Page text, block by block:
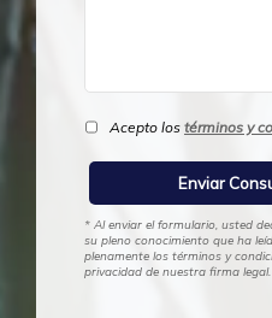
Acepto los términos y
* Al enviar el formulario, usted
su pleno conocimiento que ha
plenamente los términos y
privacidad de nuestra firma legal.